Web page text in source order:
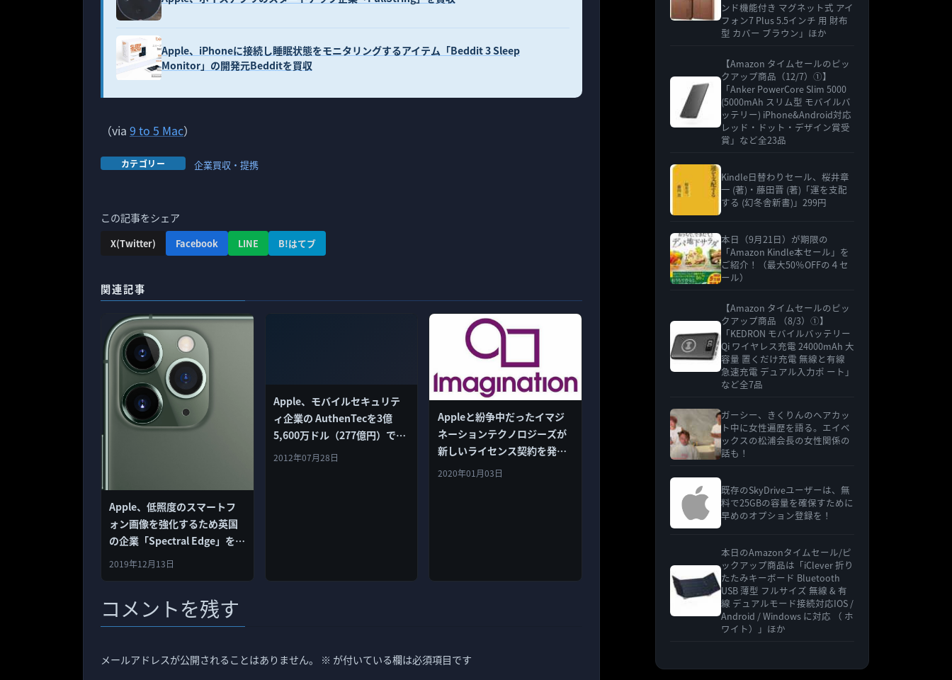
Apple、iPhoneに接続し睡眠状態をモニタリングするアイテム「Beddit 3 Sleep
Monitor」の開発元Bedditを買収
（via 9 to 5 Mac）
カテゴリー 企業買収・提携
この記事をシェア
X(Twitter) Facebook LINE B!はてブ
関連記事
Apple、低照度のスマートフ
ォン画像を強化するため英国
の企業「Spectral Edge」を買
2019年12月13日
Apple、モバイルセキュリテ
ィ企業の AuthenTecを3億
5,600万ドル（277億円）で買
収！
2012年07月28日
Appleと紛争中だったイマジ
ネーションテクノロジーズが
新しいライセンス契約を発
表！
2020年01月03日
コメントを残す
メールアドレスが公開されることはありません。 ※ が付いている欄は必須項目です
ンド機能付き マグネット式 アイ
フォン7 Plus 5.5インチ 用 財布
型 カバー ブラウン」ほか
【Amazon タイムセールのピッ
クアップ商品（12/7）①】
「Anker PowerCore Slim 5000
(5000mAh スリム型 モバイルバ
ッテリー) iPhone&Android対応
レッド・ドット・デザイン賞受
賞」など全23品
Kindle日替わりセール、桜井章
一 (著)・藤田晋 (著)「運を支配
する (幻冬舎新書)」299円
本日（9月21日）が期限の
「Amazon Kindle本セール」を
ご紹介！（最大50％OFFの４セ
ール）
【Amazon タイムセールのピッ
クアップ商品 （8/3）①】
「KEDRON モバイルバッテリー
Qi ワイヤレス充電 24000mAh 大
容量 置くだけ充電 無線と有線
急速充電 デュアル入力ポ ート」
など全7品
ガーシー、きくりんのヘアカッ
ト中に女性遍歴を語る。エイベ
ックスの松浦会長の女性関係の
話も！
既存のSkyDriveユーザーは、無
料で25GBの容量を確保すために
早めのオプション登録を！
本日のAmazonタイムセール/ピ
ックアップ商品は「iClever 折り
たたみキーボード Bluetooth
USB 薄型 フルサイズ 無線 & 有
線 デュアルモード接続対応IOS /
Android / Windows に対応 （ ホ
ワイト）」ほか